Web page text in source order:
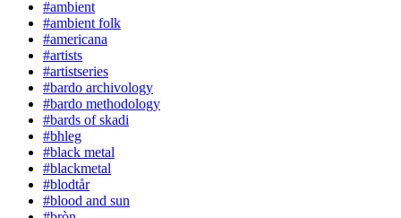
#ambient
#ambient folk
#americana
#artists
#artistseries
#bardo archivology
#bardo methodology
#bards of skadi
#bhleg
#black metal
#blackmetal
#blodtår
#blood and sun